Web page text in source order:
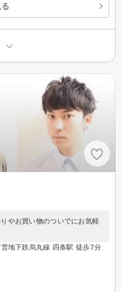
やお買い物のついでにお気軽
地下鉄烏丸線 四条駅 徒歩7分